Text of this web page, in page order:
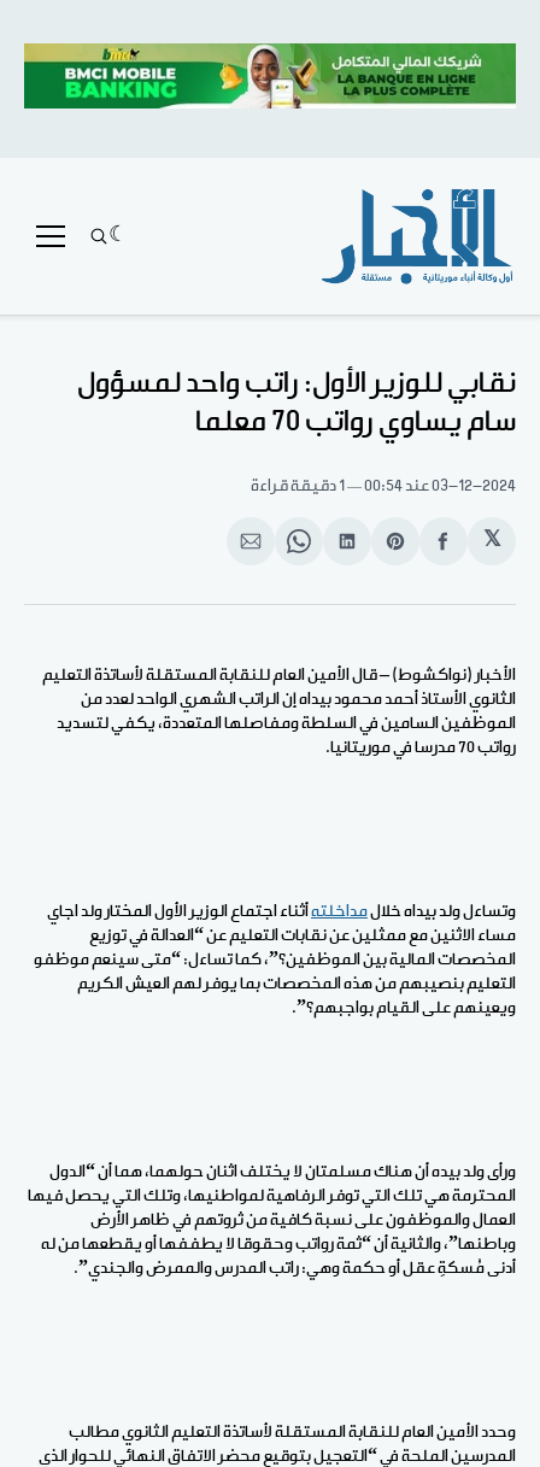
نقابي للوزير الأول: راتب واحد لمسؤول
سام يساوي رواتب 70 معلما
03-12-2024عند 00:54 1 دقيقة قراءة
𝕏
انشر
الفيسبوك
Share
Pinterest
انشر
لينكد
Share
WhatsApp
انشر
الإيميل
الأخبار (نواكشوط) – قال الأمين العام للنقابة المستقلة لأساتذة التعليم
الثانوي الأستاذ أحمد محمود بيداه إن الراتب الشهري الواحد لعدد من
الموظفين السامين في السلطة ومفاصلها المتعددة، يكفي لتسديد
رواتب 70 مدرسا في موريتانيا.
وتساءل ولد بيداه خلالمداخلته أثناء اجتماع الوزير الأول المختار ولد اجاي
مساء الاثنين مع ممثلين عن نقابات التعليم عن “العدالة في توزيع
المخصصات المالية بين الموظفين؟”، كما تساءل: “متى سينعم موظفو
التعليم بنصيبهم من هذه المخصصات بما يوفر لهم العيش الكريم
ويعينهم على القيام بواجبهم؟”.
ورأى ولد بيده أن هناك مسلمتان لا يختلف اثنان حولهما، هما أن “الدول
المحترمة هي تلك التي توفر الرفاهية لمواطنيها، وتلك التي يحصل فيها
العمال والموظفون على نسبة كافية من ثروتهم في ظاهر الأرض
وباطنها”، والثانية أن “ثمة رواتب وحقوقا لا يطففها أو يقطعها من له
أدنى مُسكةِ عقل أو حكمة وهي: راتب المدرس والممرض والجندي”.
وحدد الأمين العام للنقابة المستقلة لأساتذة التعليم الثانوي مطالب
المدرسين الملحة في “التعجيل بتوقيع محضر الاتفاق النهائي للحوار الذي